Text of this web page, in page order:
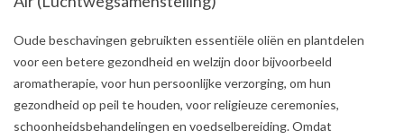
2021-
Oude beschavingen gebruikten essentiële oliën en plantdelen
voor een betere gezondheid en welzijn door bijvoorbeeld
aromatherapie, voor hun persoonlijke verzorging, om hun
gezondheid op peil te houden, voor religieuze ceremonies,
schoonheidsbehandelingen en voedselbereiding. Omdat